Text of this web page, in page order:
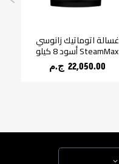
غسالة اتوماتيك زانوسي
SteamMax أسود 8 كيلو
22,050.00 ج.م‏